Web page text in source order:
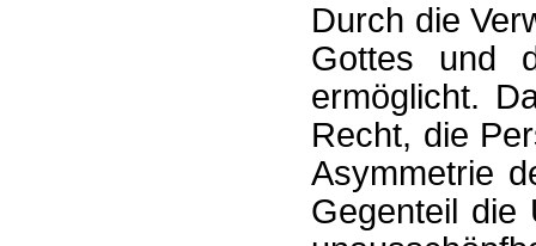
Durch die
Gottes und
ermöglicht.
Recht, die
Asymmetrie
Gegenteil die